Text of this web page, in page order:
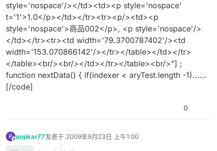
style='nospace'/></td><td><p style='nospace'
t='1'>1.0</p></td></tr><tr><p/><td><p
style='nospace'>商品002</p>, <p style='nospace'/>
</td></tr><tr><td width='79.3700787402'/><td
width='153.070866142'/></tr></table></td></tr>
</table><br/><br/></td></tr></table><br/>"] ;
function nextData() { if(indexer < aryTest.length -1)......
[/code]
0
P popkar77发表于 2009年9月23日 上午1:00
最后由 编辑